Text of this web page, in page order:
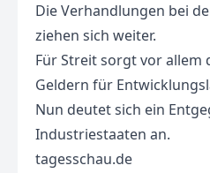
Die Verhandlungen bei
ziehen sich weiter.
Für Streit sorgt vor allem
Geldern für
Nun deutet sich ein
Industriestaaten an.
tagesschau.de